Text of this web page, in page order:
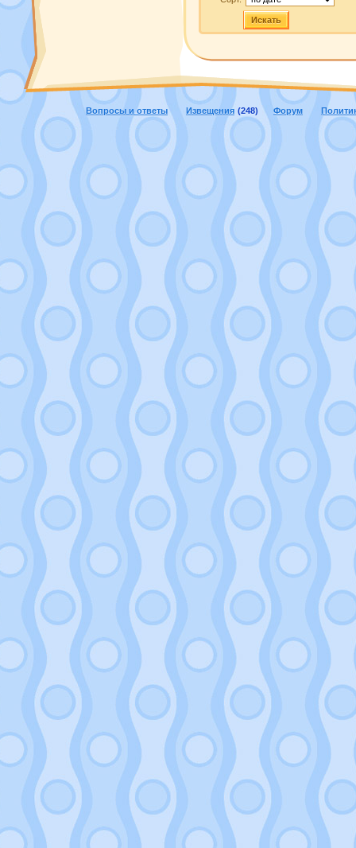
Искать
Вопросы и ответы Извещения (248) Форум